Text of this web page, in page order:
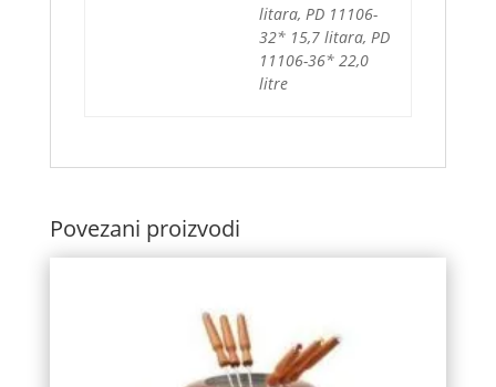
litara, PD 11106-
32* 15,7 litara, PD
11106-36* 22,0
litre
Povezani proizvodi